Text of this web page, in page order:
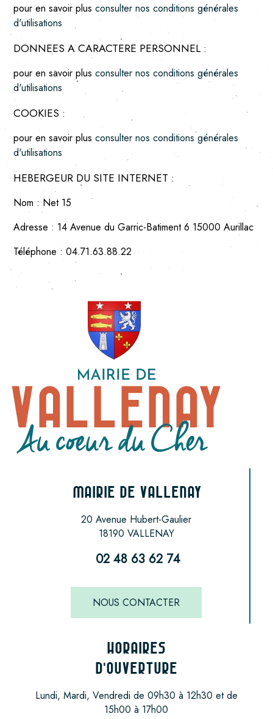
pour en savoir plusconsulter nos conditions générales
d'utilisations
DONNEES A CARACTERE PERSONNEL :
pour en savoir plusconsulter nos conditions générales
d'utilisations
COOKIES :
pour en savoir plusconsulter nos conditions générales
d'utilisations
HEBERGEUR DU SITE INTERNET :
Nom : Net 15
Adresse : 14 Avenue du Garric-Batiment 6 15000 Aurillac
Téléphone :04.71.63.88.22
MAIRIE DE VALLENAY
20 Avenue Hubert-Gaulier
18190 VALLENAY
02 48 63 62 74
NOUS CONTACTER
HORAIRES
D'OUVERTURE
Lundi, Mardi, Vendredi de 09h30 à 12h30 et de
15h00 à 17h00